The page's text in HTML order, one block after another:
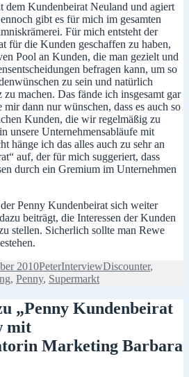
Kundenbeirat Neuland und agiert
gibt es für mich im gesamten
Für mich entsteht der
für die Kunden geschaffen zu haben,
Pool an Kunden, die man gezielt und
befragen kann, um so
zu sein und natürlich
zu machen. Das fände ich insgesamt gar
dann nur wünschen, dass es auch so
Kunden, die wir regelmäßig zu
unsere Unternehmensabläufe mit
hänge ich das alles auch zu sehr an
auf, der für mich suggeriert, dass
durch ein Gremium im Unternehmen
Penny Kundenbeirat sich weiter
beiträgt, die Interessen der Kunden
stellen. Sicherlich sollte man Rewe
2010Autor
PeterKategorien
InterviewSchlagwörter
Discounter,
, Penny, Supermarkt
„Penny Kundenbeirat
mit
Marketing Barbara